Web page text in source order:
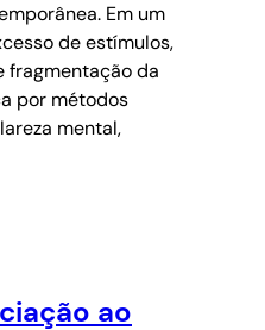
Em um
de estímulos,
fragmentação da
por métodos
mental,
ao